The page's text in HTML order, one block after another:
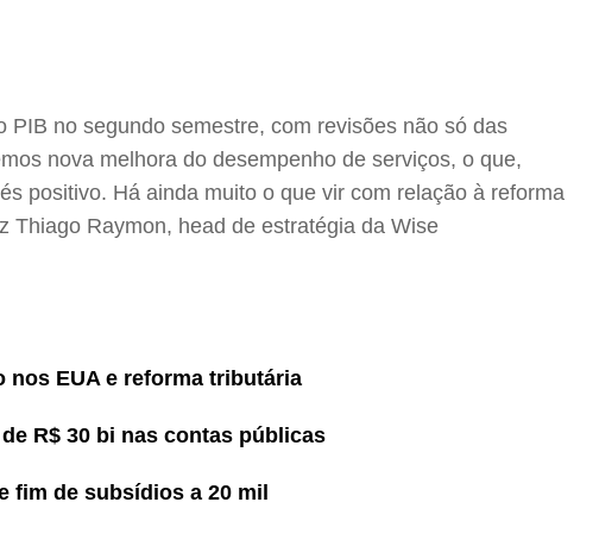
no segundo semestre, com revisões não só das
nova melhora do desempenho de serviços, o que,
positivo. Há ainda muito o que vir com relação à reforma
Thiago Raymon, head de estratégia da Wise
nos EUA e reforma tributária
R$ 30 bi nas contas públicas
fim de subsídios a 20 mil